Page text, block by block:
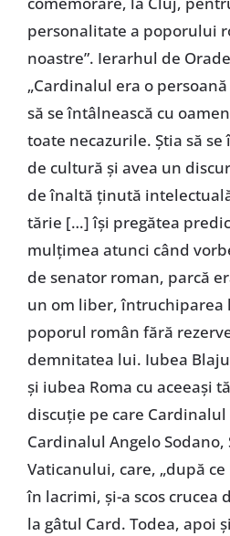
personalitate a poporului
noastre”. Ierarhul de
„Cardinalul era o
să se întâlnească cu
toate necazurile. Ştia să
de cultură şi avea un
de înaltă ţinută
tărie […] îşi pregătea
mulţimea atunci când
de senator roman, parcă
un om liber,
poporul român fără
demnitatea lui. Iubea
şi iubea Roma cu aceeaşi
discuţie pe care Cardinalul
Cardinalul Angelo Sodano,
Vaticanului, care, „după
în lacrimi, şi-a scos crucea
la gâtul Card. Todea, apoi